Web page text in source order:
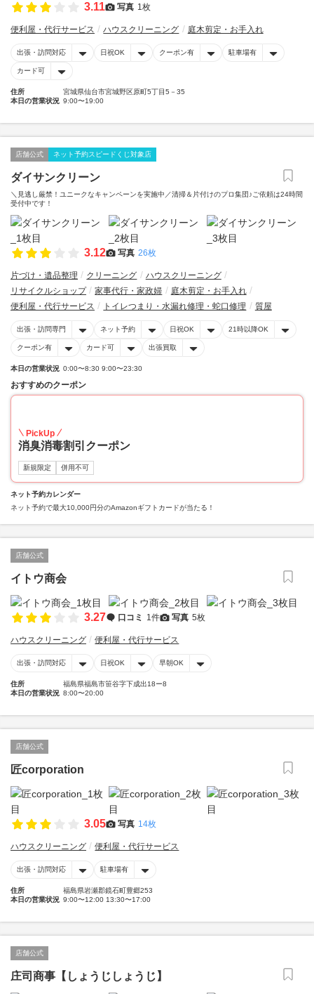
3.11 写真 1枚
便利屋・代行サービス ハウスクリーニング 庭木剪定・お手入れ
出張・訪問対応 日祝OK クーポン有 駐車場有
カード可
住所
宮城県仙台市宮城野区原町5丁目5－35
本日の営業状況 9:00〜19:00
店舗公式 ネット予約スピードくじ対象店
ダイサンクリーン
＼見逃し厳禁！ユニークなキャンペーンを実施中／清掃＆片付けのプロ集団♪ご依頼は24時間
受付中です！
3.12 写真 26枚
片づけ・遺品整理 クリーニング
ハウスクリーニング
リサイクルショップ
家事代行・家政婦
庭木剪定・お手入れ
便利屋・代行サービス
トイレつまり・水漏れ修理・蛇口修理 質屋
出張・訪問専門 ネット予約 日祝OK 21時以降OK
クーポン有 カード可 出張買取
本日の営業状況 0:00〜8:30 9:00〜23:30
おすすめのクーポン
PickUp
消臭消毒割引クーポン
新規限定 併用不可
ネット予約カレンダー
ネット予約で最大10,000円分のAmazonギフトカードが当たる！
店舗公式
イトウ商会
3.27 口コミ 1件 写真 5枚
ハウスクリーニング 便利屋・代行サービス
出張・訪問対応 日祝OK 早朝OK
住所
福島県福島市笹谷字下成出18ー8
本日の営業状況 8:00〜20:00
店舗公式
匠corporation
3.05 写真 14枚
ハウスクリーニング 便利屋・代行サービス
出張・訪問対応 駐車場有
住所
福島県岩瀬郡鏡石町豊郷253
本日の営業状況 9:00〜12:00 13:30〜17:00
店舗公式
庄司商事【しょうじしょうじ】